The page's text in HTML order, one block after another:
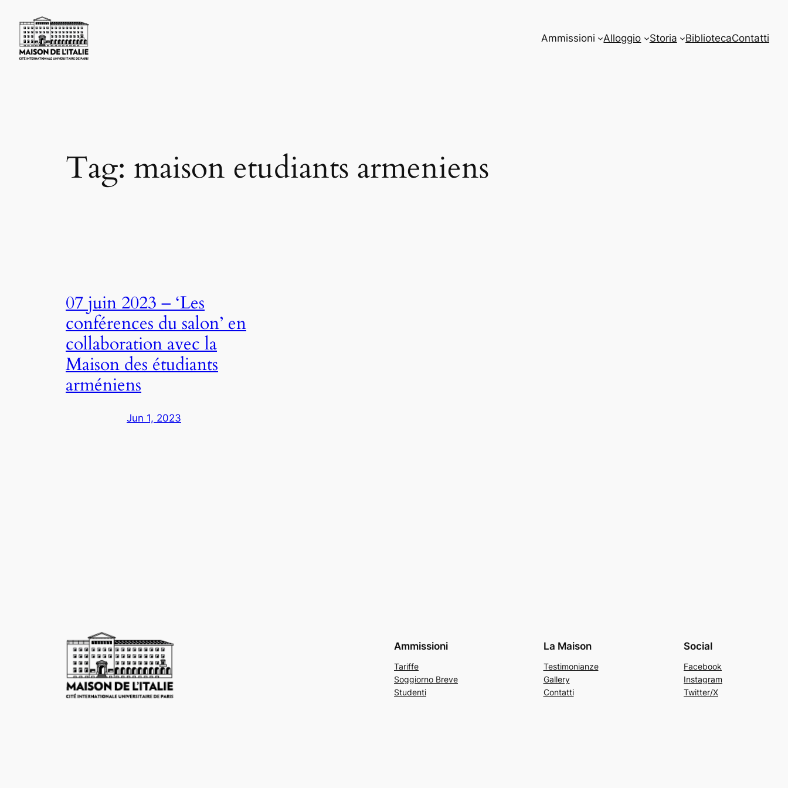
content
Ammissioni Alloggio Storia BibliotecaContatti
Tag: maison etudiants armeniens
07 juin 2023 – ‘Les
conférences du salon’ en
collaboration avec la
Maison des étudiants
arméniens
Jun 1, 2023
Ammissioni
Tariffe
Soggiorno Breve
Studenti
La Maison
Testimonianze
Gallery
Contatti
Social
Facebook
Instagram
Twitter/X